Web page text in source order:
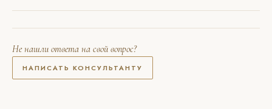
Не нашли ответа на свой вопрос?
НАПИСАТЬ КОНСУЛЬТАНТУ